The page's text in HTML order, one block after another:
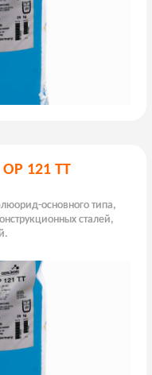
121 ТТ
основного типа,
сталей,